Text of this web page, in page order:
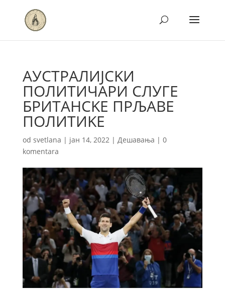
АУСТРАЛИЈСKИ
ПОЛИТИЧАРИ СЛУГЕ
БРИТАНСKЕ ПРЉАВЕ
ПОЛИТИKЕ
od svetlana | јан 14, 2022| Дешавања | 0
komentara